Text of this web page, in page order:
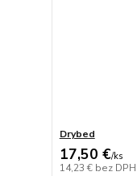
Drybed
17,50 €/ks
14,23 € bez DPH